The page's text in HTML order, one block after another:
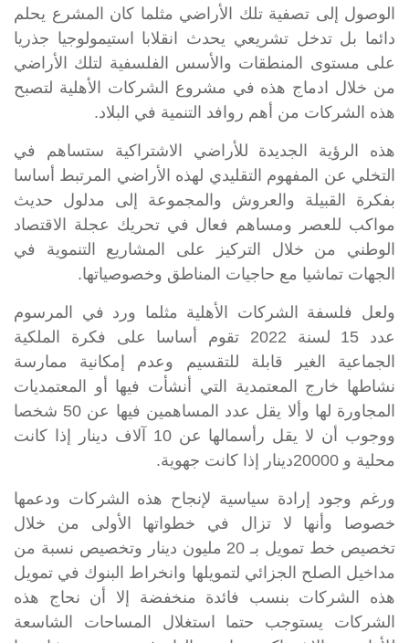
الوصول إلى تصفية تلك الأراضي مثلما كان المشرع يحلم
دائما بل تدخل تشريعي يحدث انقلابا استيمولوجيا جذريا
على مستوى المنطقات والأسس الفلسفية لتلك الأراضي
من خلال ادماج هذه في مشروع الشركات الأهلية لتصبح
هذه الشركات من أهم روافد التنمية في البلاد.
هذه الرؤية الجديدة للأراضي الاشتراكية ستساهم في
التخلي عن المفهوم التقليدي لهذه الأراضي المرتبط أساسا
بفكرة القبيلة والعروش والمجموعة إلى مدلول حديث
مواكب للعصر ومساهم فعال في تحريك عجلة الاقتصاد
الوطني من خلال التركيز على المشاريع التنموية في
الجهات تماشيا مع حاجيات المناطق وخصوصياتها.
ولعل فلسفة الشركات الأهلية مثلما ورد في
المرسوم
عدد 15 لسنة 2022
تقوم أساسا على فكرة الملكية
الجماعية الغير قابلة للتقسيم وعدم إمكانية ممارسة
نشاطها خارج المعتمدية التي أنشأت فيها أو المعتمديات
المجاورة لها وألا يقل عدد المساهمين فيها عن 50 شخصا
ووجوب أن لا يقل رأسمالها عن 10 آلاف دينار إذا كانت
محلية و 20000دينار إذا كانت جهوية.
ورغم وجود إرادة سياسية لإنجاح هذه الشركات ودعمها
خصوصا وأنها لا تزال في خطواتها الأولى من خلال
تخصيص خط تمويل بـ 20 مليون دينار وتخصيص نسبة من
مداخيل الصلح الجزائي لتمويلها وانخراط البنوك في تمويل
هذه الشركات بنسب فائدة منخفضة إلا أن نحاج هذه
الشركات يستوجب حتما استغلال المساحات الشاسعة